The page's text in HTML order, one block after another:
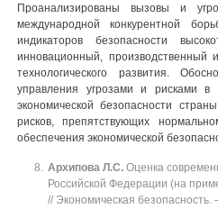
Проанализированы вызовы и
международной конкурентной
индикаторов безопасности
инновационный, производственный
технологического развития.
управления угрозами и рисками в
экономической безопасности
рисков, препятствующих
обеспечения экономической
Архипова Л.С. Оценка
Российской Федерации (на
// Экономическая